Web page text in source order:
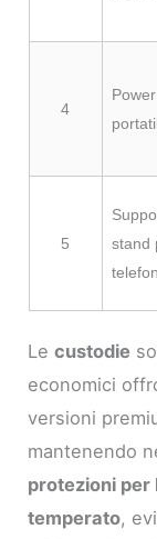
4
5
stand
Lecustodie
economici
versioni
mantenendo
protezioni per
temperato,